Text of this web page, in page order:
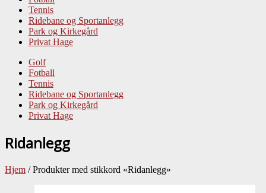
Tennis
Ridebane og Sportanlegg
Park og Kirkegård
Privat Hage
Golf
Fotball
Tennis
Ridebane og Sportanlegg
Park og Kirkegård
Privat Hage
Ridanlegg
Hjem / Produkter med stikkord «Ridanlegg»